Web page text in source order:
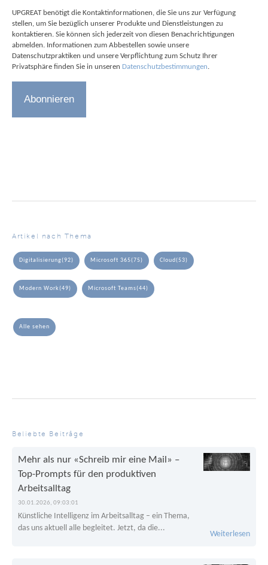
UPGREAT benötigt die Kontaktinformationen, die Sie uns zur Verfügung
stellen, um Sie bezüglich unserer Produkte und Dienstleistungen zu
kontaktieren. Sie können sich jederzeit von diesen Benachrichtigungen
abmelden. Informationen zum Abbestellen sowie unsere
Datenschutzpraktiken und unsere Verpflichtung zum Schutz Ihrer
Privatsphäre finden Sie in unseren Datenschutzbestimmungen.
Artikel nach Thema
Digitalisierung(92) Microsoft 365(75) Cloud(53)
Modern Work(49) Microsoft Teams(44)
Alle sehen
Beliebte Beiträge
Mehr als nur «Schreib mir eine Mail» –
Top-Prompts für den produktiven
Arbeitsalltag
30.01.2026, 09:03:01
Künstliche Intelligenz im Arbeitsalltag – ein Thema,
das uns aktuell alle begleitet. Jetzt, da die...
Weiterlesen